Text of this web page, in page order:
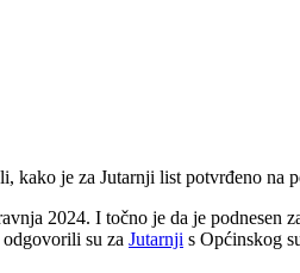
je za Jutarnji list potvrđeno na
2024. I točno je da je
su za Jutarnji s Općinskog